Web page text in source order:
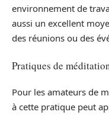
environnement de
aussi un excellent
des réunions ou des
Pratiques de
Pour les amateurs de
à cette pratique peut